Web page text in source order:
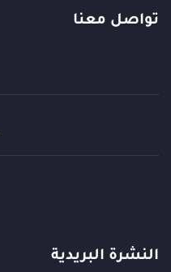
تواصل معنا
النشرة البريدية